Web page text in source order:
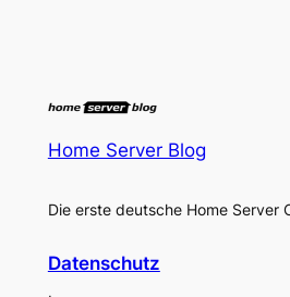
Home Server Blog
Die erste deutsche Home Server
Datenschutz